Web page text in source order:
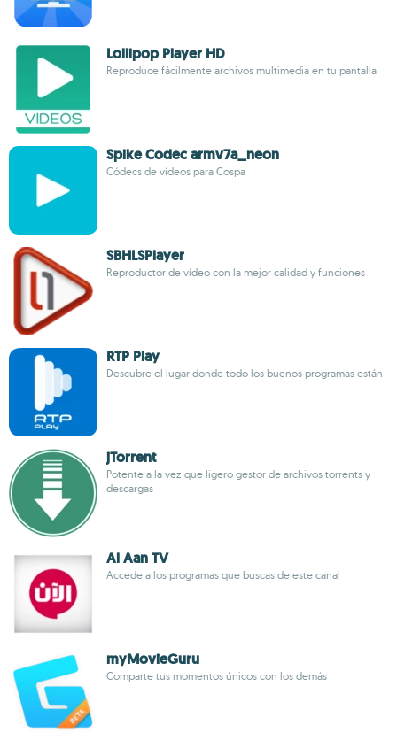
Lollipop Player HD
Reproduce fácilmente archivos multimedia en tu pantalla
Spike Codec armv7a_neon
Códecs de vídeos para Cospa
SBHLSPlayer
Reproductor de vídeo con la mejor calidad y funciones
RTP Play
Descubre el lugar donde todo los buenos programas están
jTorrent
Potente a la vez que ligero gestor de archivos torrents y
descargas
Al Aan TV
Accede a los programas que buscas de este canal
myMovieGuru
Comparte tus momentos únicos con los demás